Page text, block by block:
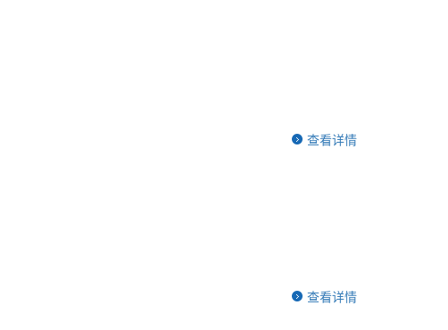
查看详情
查看详情